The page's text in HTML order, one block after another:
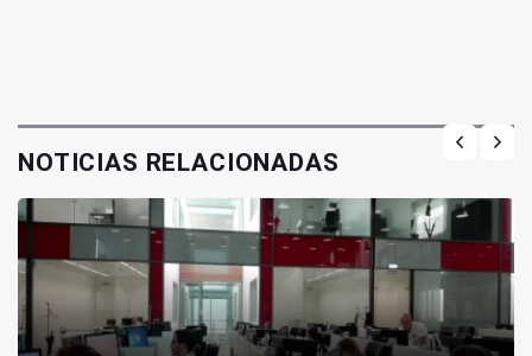
NOTICIAS RELACIONADAS